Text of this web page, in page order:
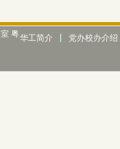
粤华工简介 党办校办介绍